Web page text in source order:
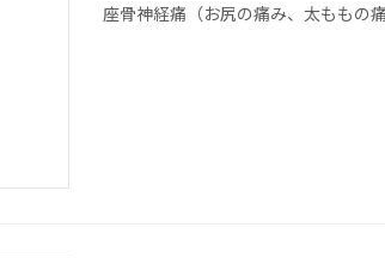
座骨神経痛（お尻の痛み、太ももの